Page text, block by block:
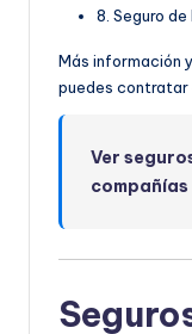
8. Seguro
Más información
puedes contratar
Ver
compañías